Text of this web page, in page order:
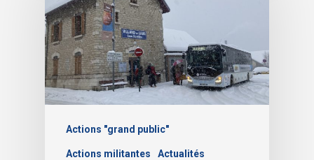
Actions "grand public"
Actions militantes
Actualités